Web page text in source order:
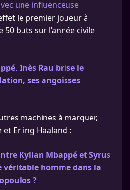
une influenceuse
le premier joueur à
buts sur l’année civile
Inès Rau brise le
ses angoisses
machines à marquer,
et Erling Haaland :
Kylian Mbappé et Syrus
véritable homme dans la
?